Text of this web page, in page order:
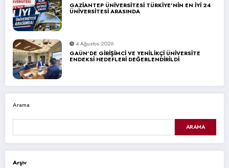
GAZİANTEP ÜNİVERSİTESİ TÜRKİYE’NİN EN İYİ 24
ÜNİVERSİTESİ ARASINDA
4 Ağustos 2026
GAÜN’DE GİRİŞİMCİ VE YENİLİKÇİ ÜNİVERSİTE
ENDEKSİ HEDEFLERİ DEĞERLENDİRİLDİ
Arama
ARAMA
Arşiv